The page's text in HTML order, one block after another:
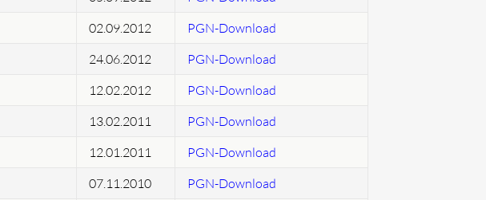
02.09.2012
PGN-Download
24.06.2012
PGN-Download
12.02.2012
PGN-Download
13.02.2011
PGN-Download
12.01.2011
PGN-Download
07.11.2010
PGN-Download